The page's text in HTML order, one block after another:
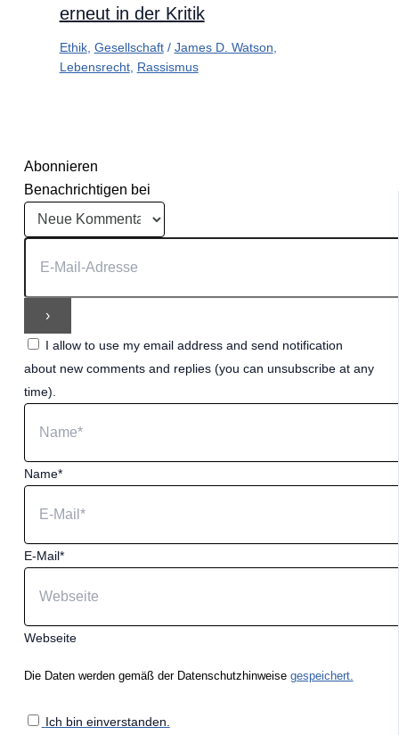
erneut in der Kritik
Ethik, Gesellschaft/ James D. Watson
Lebensrecht, Rassismus
Abonnieren
Benachrichtigen bei
I allow to use my email address and send notification
about new comments and replies (you can unsubscribe at any
time).
Name*
E-Mail*
Webseite
Die Daten werden gemäß der Datenschutzhinweise gespeichert.
Ich bin einverstanden.